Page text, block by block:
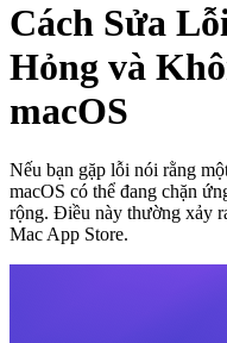
Cách Sửa
Hỏng và
macOS
Nếu bạn gặp lỗi nói rằng
macOS có thể đang chặn
rộng. Điều này thường xảy
Mac App Store.